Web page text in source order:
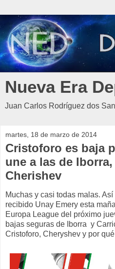
Nueva Era
Juan Carlos Rodríguez dos
martes, 18 de marzo de 2014
Cristoforo es baja
une a las de
Cherishev
Muchas y casi todas malas.
recibido Unay Emery esta
Europa League del próximo
bajas seguras de Iborra y
Cristoforo, Cheryshev y por